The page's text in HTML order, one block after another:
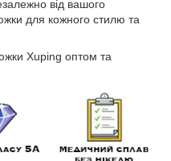
від вашого
для кожного стилю та
Xuping оптом та